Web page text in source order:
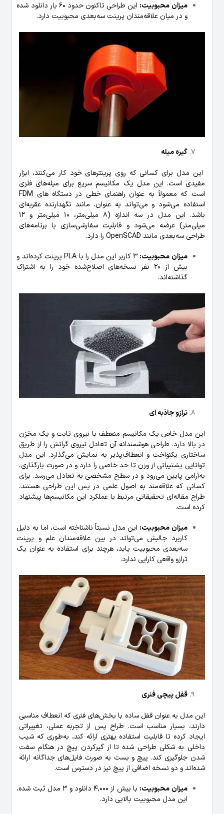
میزان محبوبیت:
این طراحی تاکنون حدود 60 بار دانلود شده
و در میان علاقه‌مندان پرینت سه‌بعدی محبوبیت دارد.
گیره میله
این مدل برای کسانی که روی پرینترهای خود کار می‌کنند، ابزار
مفیدی است. این مدل یک مکانیسم سریع برای میله‌های فلزی
است که معمولاً به عنوان راهنمای خطی در دستگاه های FDM
استفاده می‌شود و می‌تواند به عنوان، مانند نگهدارنده عقربه‌ای
باشد. این مدل در سه اندازه (8 میلی‌متر، 10 میلی‌متر و 12
میلی‌متر) عرضه می‌شود و قابلیت سفارشی‌سازی با برنامه‌های
طراحی سه‌بعدی مانند OpenSCAD را دارد.
میزان محبوبیت:
3 کاربر این مدل را با PLA پرینت کرده‌اند و
بیش از 20 نفر نسخه‌های اصلاح‌شده خود را به اشتراک
گذاشته‌اند.
ترازو جاذبه ای
این مدل خاص یک مکانیسم منعطف با نیروی ثابت و یک مخزن
در بالا دارد. طراحی هوشمندانه آن تعادل نیروی گرانش را از طریق
ساختاری یکنواخت و انعطاف‌پذیر به نمایش می‌گذارد. این مدل
توانایی پشتیبانی از وزن تا حد خاصی را دارد و در صورت بارگذاری،
به‌آرامی پایین می‌رود و در سطح مشخصی به تعادل می‌رسد. برای
کسانی که علاقه‌مند به اصول علمی در پس این طراحی هستند،
طراح مقاله‌ای تحقیقاتی مرتبط با عملکرد این مکانیسم‌ها پیشنهاد
کرده است.
میزان محبوبیت: این مدل نسبتاً ناشناخته است، اما به دلیل
کاربرد جالبش می‌تواند در بین علاقه‌مندان علم و پرینت
سه‌بعدی محبوبیت یابد، هرچند برای استفاده به عنوان یک
ترازو واقعی کارایی ندارد.
قفل پیچی فنری
این مدل به عنوان قفل ساده با بخش‌های فنری که انعطاف مناسبی
دارند، بسیار مناسب است. طراح پس از تجربه عملی، تغییراتی
ایجاد کرده تا قابلیت استفاده بهتری ارائه کند، به‌طوری که شیب
داخلی به شکلی طراحی شده تا از گیرکردن پیچ در هنگام سفت
شدن جلوگیری کند. پیچ و بست به صورت فایل‌های جداگانه ارائه
شده‌اند و دو نسخه اضافی از پیچ نیز در دسترس است.
میزان محبوبیت:
با بیش از 4,000 دانلود و 3 مدل ثبت شده،
این مدل محبوبیت بالایی دارد.